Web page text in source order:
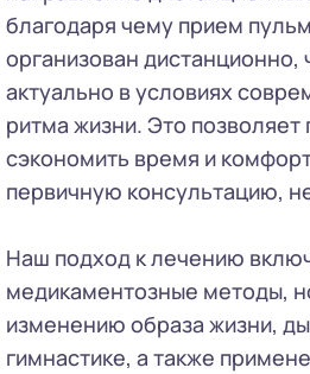
благодаря чему прием
организован дистанционно,
актуально в условиях
ритма жизни. Это позволяет
сэкономить время и
первичную консультацию,
Наш подход к лечению
медикаментозные методы,
изменению образа жизни,
гимнастике, а также